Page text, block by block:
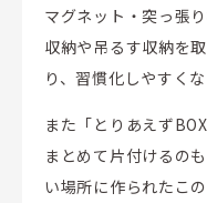
マグネット・突っ張
収納や吊るす収納を
り、習慣化しやすくな
また「とりあえず
まとめて片付けるの
い場所に作られたこ